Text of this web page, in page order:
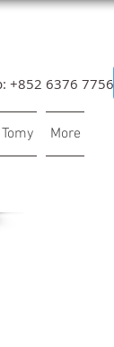
+852 6376 7756
More